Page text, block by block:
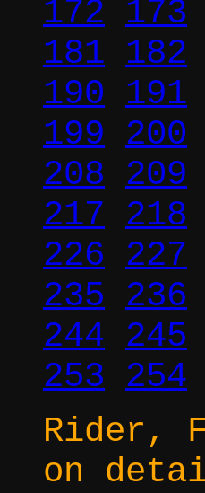
172 173
181 182
190 191
199 200
208 209
217 218
226 227
235 236
244 245
253 254
Rider,
on